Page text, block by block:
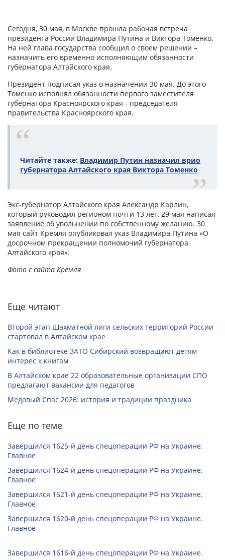
Сегодня, 30 мая, в Москве прошла рабочая встреча
президента России Владимира Путина и Виктора Томенко.
На ней глава государства сообщил о своем решении –
назначить его временно исполняющим обязанности
губернатора Алтайского края.
Президент подписал указ о назначении 30 мая. До этого
Томенко исполнял обязанности первого заместителя
губернатора Красноярского края - председателя
правительства Красноярского края.
Читайте также: Владимир Путин назначил врио
губернатора Алтайского края Виктора Томенко
Экс-губернатор Алтайского края Александр Карлин,
который руководил регионом почти 13 лет, 29 мая написал
заявление об увольнении по собственному желанию. 30
мая сайт Кремля опубликовал указ Владимира Путина «О
досрочном прекращении полномочий губернатора
Алтайского края».
Фото с сайта Кремля
Еще читают
Второй этап Шахматной лиги сельских территорий России
стартовал в Алтайском крае
Как в библиотеке ЗАТО Сибирский возвращают детям
интерес к книгам
В Алтайском крае 22 образовательные организации СПО
предлагают вакансии для педагогов
Медовый Спас 2026: история и традиции праздника
Еще по теме
Завершился 1625-й день спецоперации РФ на Украине.
Главное
Завершился 1624-й день спецоперации РФ на Украине.
Главное
Завершился 1621-й день спецоперации РФ на Украине.
Главное
Завершился 1620-й день спецоперации РФ на Украине.
Главное
Завершился 1616-й день спецоперации РФ на Украине.